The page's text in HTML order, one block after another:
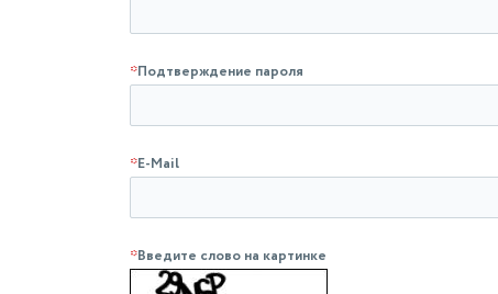
*Подтверждение пароля
*E-Mail
*Введите слово на картинке